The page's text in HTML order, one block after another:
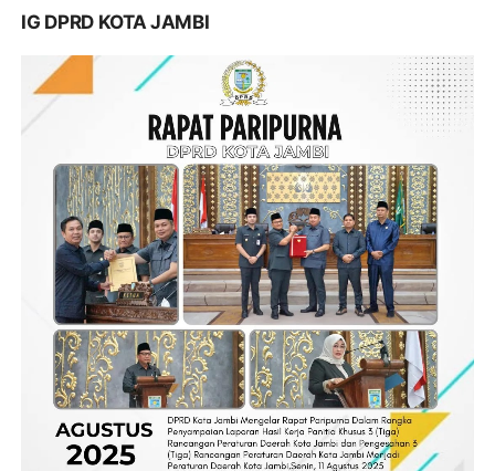
IG DPRD KOTA JAMBI